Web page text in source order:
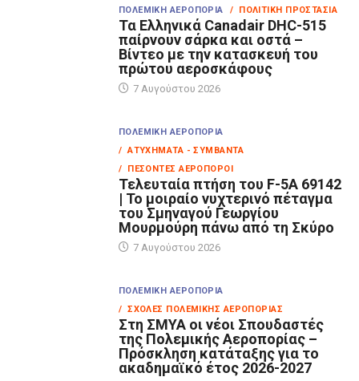
ΠΟΛΕΜΙΚΉ ΑΕΡΟΠΟΡΊΑ / ΠΟΛΙΤΙΚΉ ΠΡΟΣΤΑΣΊΑ
Τα Eλληνικά Canadair DHC-515
παίρνουν σάρκα και οστά –
Βίντεο με την κατασκευή του
πρώτου αεροσκάφους
7 Αυγούστου 2026
ΠΟΛΕΜΙΚΉ ΑΕΡΟΠΟΡΊΑ
/ ΑΤΥΧΉΜΑΤΑ - ΣΥΜΒΆΝΤΑ
/ ΠΕΣΌΝΤΕΣ ΑΕΡΟΠΌΡΟΙ
Τελευταία πτήση του F-5A 69142
| Το μοιραίο νυχτερινό πέταγμα
του Σμηναγού Γεωργίου
Μουρμούρη πάνω από τη Σκύρο
7 Αυγούστου 2026
ΠΟΛΕΜΙΚΉ ΑΕΡΟΠΟΡΊΑ
/ ΣΧΟΛΈΣ ΠΟΛΕΜΙΚΉΣ ΑΕΡΟΠΟΡΊΑΣ
Στη ΣΜΥΑ οι νέοι Σπουδαστές
της Πολεμικής Αεροπορίας –
Πρόσκληση κατάταξης για το
ακαδημαϊκό έτος 2026-2027